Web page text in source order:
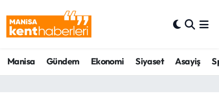
Manisa Gündem Ekonomi Siyaset Asayiş
Ahmetli Hava Durumu
Ahmetli Trafik Yoğunluk Haritası